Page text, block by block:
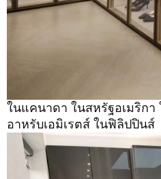
ในแคนาดา ในสหรัฐอเมริกา
อาหรับเอมิเรตส์ ในฟิลิปปินส์